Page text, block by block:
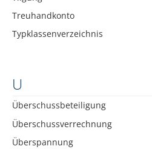
Treuhandkonto
Typklassenverzeichnis
U
Überschussbeteiligung
Überschussverrechnung
Überspannung